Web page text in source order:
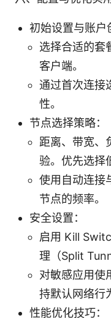
初始设置与账户
选择合适的套
客户端。
通过首次连接
性。
节点选择策略：
距离、带宽、
验。优先选择
使用自动连接
节点的频率。
安全设置：
启用 Kill
理（Split
对敏感应用使
持默认网络行
性能优化技巧：